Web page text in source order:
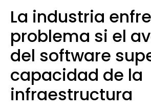
La industria
problema si el
del software
capacidad de la
infraestructura